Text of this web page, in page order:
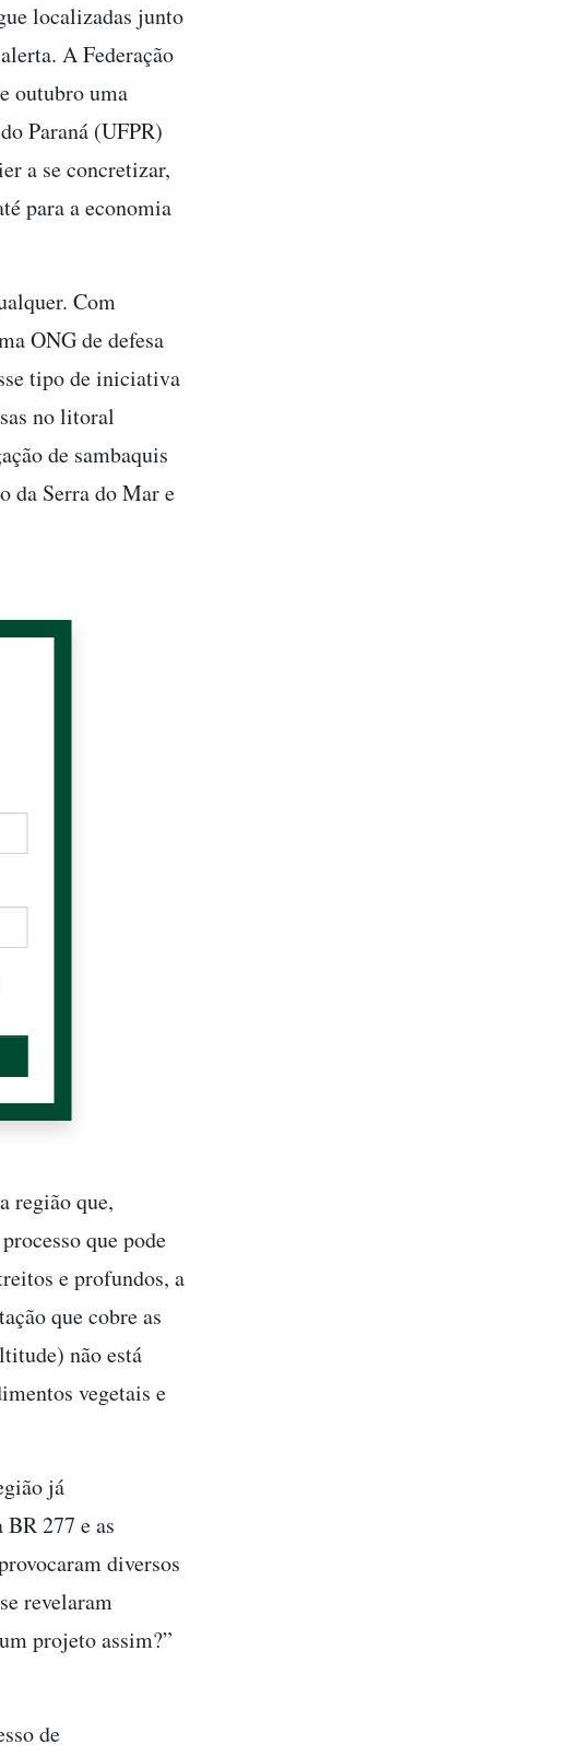
localizadas junto
A Federação
outubro uma
Paraná (UFPR)
a se concretizar,
para a economia
Com
ONG de defesa
tipo de iniciativa
no litoral
de sambaquis
da Serra do Mar e
região que,
que pode
e profundos, a
que cobre as
não está
vegetais e
já
277 e as
diversos
revelaram
projeto assim?”
de